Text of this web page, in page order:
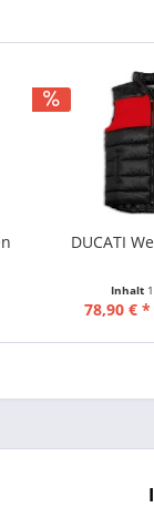
DUCATI
Inhalt
78,90 € *